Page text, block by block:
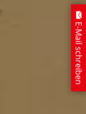
E-Mail schreiben